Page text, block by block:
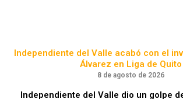
Independiente del Valle acabó con el
Álvarez en Liga de Quito
8 de agosto de 2026
Independiente del Valle dio un golpe